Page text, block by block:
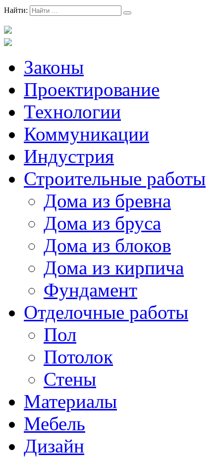
Найти:
Законы
Проектирование
Технологии
Коммуникации
Индустрия
Строительные работы
Дома из бревна
Дома из бруса
Дома из блоков
Дома из кирпича
Фундамент
Отделочные работы
Пол
Потолок
Стены
Материалы
Мебель
Дизайн